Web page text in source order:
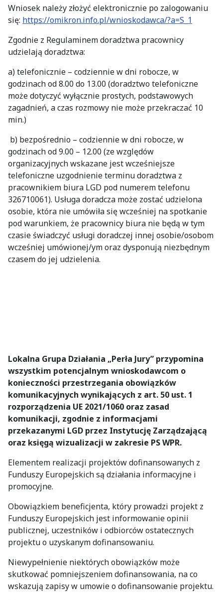
Wniosek należy złożyć elektronicznie po zalogowaniu
się: https://omikron.info.pl/wnioskodawca/?a=S_1
Zgodnie z Regulaminem doradztwa pracownicy
udzielają doradztwa:
a) telefonicznie – codziennie w dni robocze, w
godzinach od 8.00 do 13.00 (doradztwo telefoniczne
może dotyczyć wyłącznie prostych, podstawowych
zagadnień, a czas rozmowy nie może przekraczać 10
min.)
b) bezpośrednio – codziennie w dni robocze, w
godzinach od 9.00 – 12.00 (ze względów
organizacyjnych wskazane jest wcześniejsze
telefoniczne uzgodnienie terminu doradztwa z
pracownikiem biura LGD pod numerem telefonu
326710061). Usługa doradcza może zostać udzielona
osobie, która nie umówiła się wcześniej na spotkanie
pod warunkiem, że pracownicy biura nie będą w tym
czasie świadczyć usługi doradczej innej osobie/osobom
wcześniej umówionej/ym oraz dysponują niezbędnym
czasem do jej udzielenia.
Lokalna Grupa Działania „Perła Jury” przypomina
wszystkim potencjalnym wnioskodawcom o
konieczności przestrzegania obowiązków
komunikacyjnych wynikających z art. 50 ust. 1
rozporządzenia UE 2021/1060 oraz zasad
komunikacji, zgodnie z informacjami
przekazanymi LGD przez Instytucję Zarządzającą
oraz księgą wizualizacji w zakresie PS WPR.
Elementem realizacji projektów dofinansowanych z
Funduszy Europejskich są działania informacyjne i
promocyjne.
Obowiązkiem beneficjenta, który prowadzi projekt z
Funduszy Europejskich jest informowanie opinii
publicznej, uczestników i odbiorców ostatecznych
projektu o uzyskanym dofinansowaniu.
Niewypełnienie niektórych obowiązków może
skutkować pomniejszeniem dofinansowania, na co
wskazują zapisy w umowie o dofinansowanie projektu.